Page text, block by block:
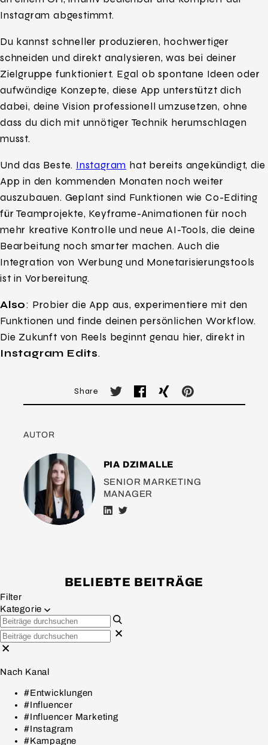
Instagram abgestimmt.
Du kannst schneller produzieren, hochwertiger
schneiden und direkt analysieren, was bei deiner
Zielgruppe funktioniert. Egal ob spontane Ideen oder
aufwändige Konzepte, diese App unterstützt dich
dabei, deine Vision professionell umzusetzen, ohne
dass du dich mit unnötiger Technik herumschlagen
musst.
Und das Beste. Instagram hat bereits angekündigt, die
App in den kommenden Monaten noch weiter
auszubauen. Geplant sind Funktionen wie Co-Editing
für Teamprojekte, Keyframe-Animationen für noch
mehr kreative Kontrolle und neue AI-Tools, die deine
Bearbeitung noch smarter machen. Auch die
Integration von Werbung und Monetarisierungstools
ist in Vorbereitung.
Also: Probier die App aus, experimentiere mit den
Funktionen und finde deinen persönlichen Workflow.
Die Zukunft von Reels beginnt genau hier, direkt in
Instagram Edits.
Share
AUTOR
PIA DZIMALLE
SENIOR MARKETING
MANAGER
BELIEBTE BEITRÄGE
Filter
Kategorie
Nach Kanal
#Entwicklungen
#Influencer
#Influencer Marketing
#Instagram
#Kampagne